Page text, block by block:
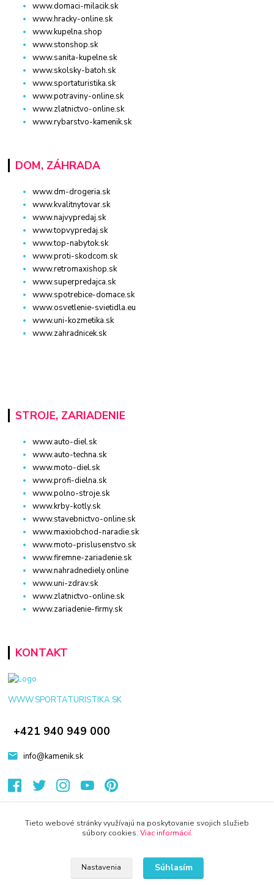
www.domaci-milacik.sk
www.hracky-online.sk
www.kupelna.shop
www.stonshop.sk
www.sanita-kupelne.sk
www.skolsky-batoh.sk
www.sportaturistika.sk
www.potraviny-online.sk
www.zlatnictvo-online.sk
www.rybarstvo-kamenik.sk
DOM, ZÁHRADA
www.dm-drogeria.sk
www.kvalitnytovar.sk
www.najvypredaj.sk
www.topvypredaj.sk
www.top-nabytok.sk
www.proti-skodcom.sk
www.retromaxishop.sk
www.superpredajca.sk
www.spotrebice-domace.sk
www.osvetlenie-svietidla.eu
www.uni-kozmetika.sk
www.zahradnicek.sk
STROJE, ZARIADENIE
www.auto-diel.sk
www.auto-techna.sk
www.moto-diel.sk
www.profi-dielna.sk
www.polno-stroje.sk
www.krby-kotly.sk
www.stavebnictvo-online.sk
www.maxiobchod-naradie.sk
www.moto-prislusenstvo.sk
www.firemne-zariadenie.sk
www.nahradnediely.online
www.uni-zdrav.sk
www.zlatnictvo-online.sk
www.zariadenie-firmy.sk
KONTAKT
WWW.SPORTATURISTIKA.SK
+421 940 949 000
info@kamenik.sk
Eshop-rychlo.sk
Tieto webové stránky využívajú na poskytovanie svojich služieb
súbory cookies. Viac informácií.
Nastavenia Súhlasím